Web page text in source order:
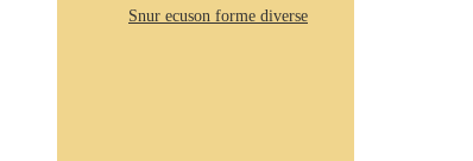
Snur ecuson forme diverse